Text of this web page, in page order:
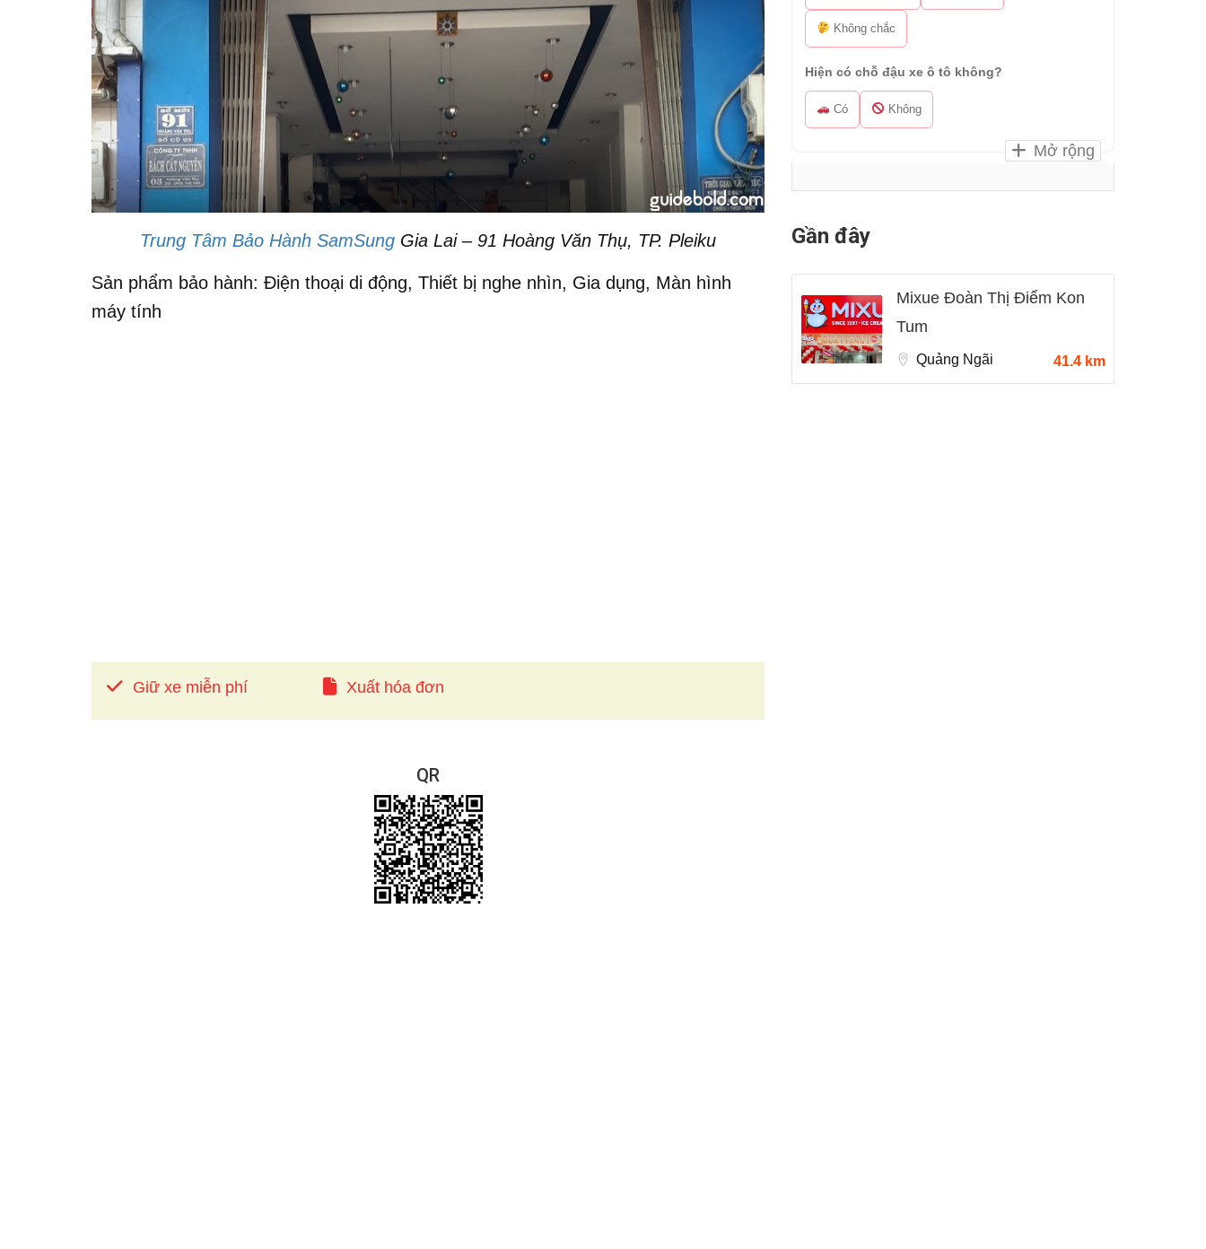
Trung Tâm Bảo Hành SamSung Gia Lai – 91 Hoàng Văn Thụ, TP. Pleiku
Sản phẩm bảo hành: Điện thoại di động, Thiết bị nghe nhìn, Gia dụng, Màn hình
máy tính
Giữ xe miễn phí Xuất hóa đơn
QR
Không chắc
Hiện có chỗ đậu xe ô tô không?
Có Không
Mở rộng
Gần đây
Mixue Đoàn Thị Điểm Kon
Tum
Quảng Ngãi 41.4 km